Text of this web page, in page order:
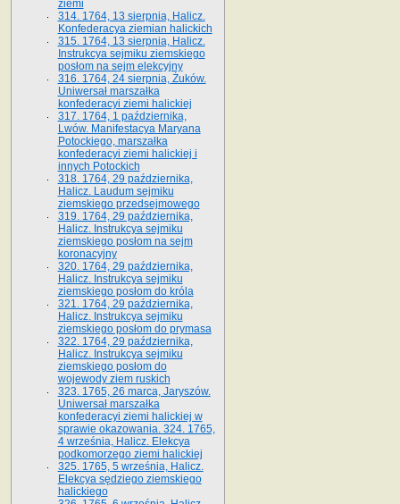
ziemi
314. 1764, 13 sierpnia, Halicz.
Konfederacya ziemian halickich
315. 1764, 13 sierpnia, Halicz.
Instrukcya sejmiku ziemskiego
posłom na sejm elekcyjny
316. 1764, 24 sierpnia, Żuków.
Uniwersał marszałka
konfederacyi ziemi halickiej
317. 1764, 1 października,
Lwów. Manifestacya Maryana
Potockiego, marszałka
konfederacyi ziemi halickiej i
innych Potockich
318. 1764, 29 października,
Halicz. Laudum sejmiku
ziemskiego przedsejmowego
319. 1764, 29 października,
Halicz. Instrukcya sejmiku
ziemskiego posłom na sejm
koronacyjny
320. 1764, 29 października,
Halicz. Instrukcya sejmiku
ziemskiego posłom do króla
321. 1764, 29 października,
Halicz. Instrukcya sejmiku
ziemskiego posłom do prymasa
322. 1764, 29 października,
Halicz. Instrukcya sejmiku
ziemskiego posłom do
wojewody ziem ruskich
323. 1765, 26 marca, Jaryszów.
Uniwersał marszałka
konfederacyi ziemi halickiej w
sprawie okazowania. 324. 1765,
4 września, Halicz. Elekcya
podkomorzego ziemi halickiej
325. 1765, 5 września, Halicz.
Elekcya sędziego ziemskiego
halickiego